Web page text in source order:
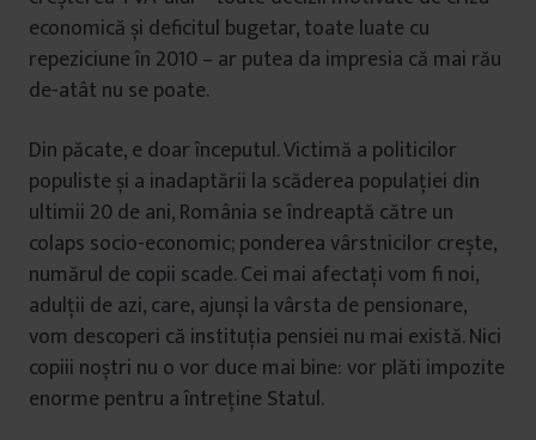
economică și deficitul bugetar, toate luate cu
repeziciune în 2010 – ar putea da impresia că mai rău
de-atât nu se poate.
Din păcate, e doar începutul. Victimă a politicilor
populiste și a inadaptării la scăderea populației din
ultimii 20 de ani, România se îndreaptă către un
colaps socio-economic; ponderea vârstnicilor crește,
numărul de copii scade. Cei mai afectați vom fi noi,
adulții de azi, care, ajunși la vârsta de pensionare,
vom descoperi că instituția pensiei nu mai există. Nici
copiii noștri nu o vor duce mai bine: vor plăti impozite
enorme pentru a întreține Statul.